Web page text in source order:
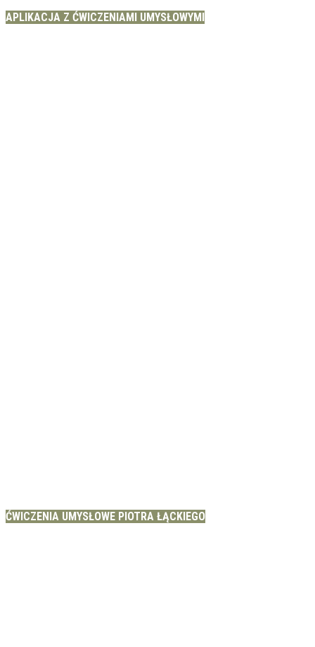
APLIKACJA Z ĆWICZENIAMI UMYSŁOWYMI
ĆWICZENIA UMYSŁOWE PIOTRA ŁĄCKIEGO